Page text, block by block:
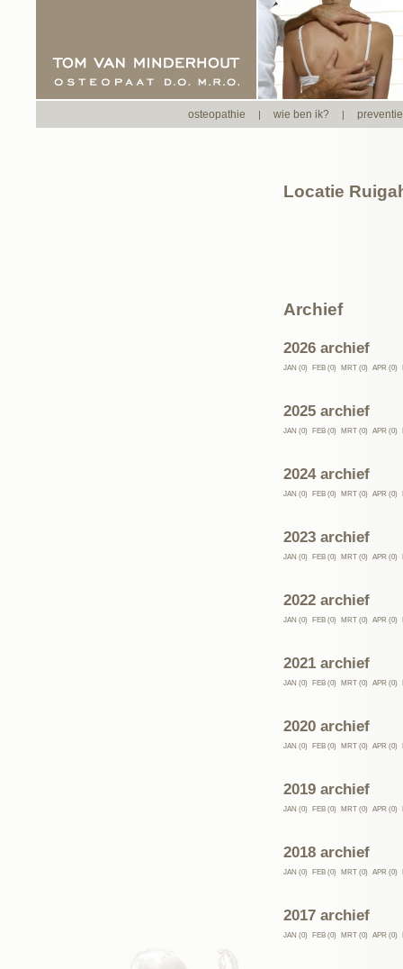
osteopathie | wie ben ik? |
Locatie
Archief
2026 archief
JAN (0) FEB (0) MRT (0) APR (0)
2025 archief
JAN (0) FEB (0) MRT (0) APR (0)
2024 archief
JAN (0) FEB (0) MRT (0) APR (0)
2023 archief
JAN (0) FEB (0) MRT (0) APR (0)
2022 archief
JAN (0) FEB (0) MRT (0) APR (0)
2021 archief
JAN (0) FEB (0) MRT (0) APR (0)
2020 archief
JAN (0) FEB (0) MRT (0) APR (0)
2019 archief
JAN (0) FEB (0) MRT (0) APR (0)
2018 archief
JAN (0) FEB (0) MRT (0) APR (0)
2017 archief
JAN (0) FEB (0) MRT (0) APR (0)